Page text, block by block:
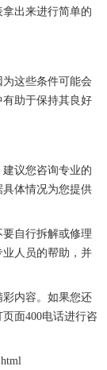
出来进行简单的
这些条件可能会
助于保持其良好
议您咨询专业的
体情况为您提供
自行拆解或修理
人员的帮助，并
内容。如果您还
面400电话进行咨